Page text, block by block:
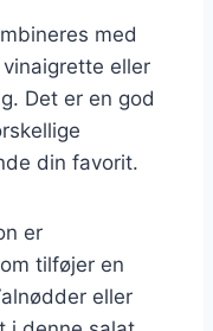
med
eller
Det er en god
din favorit.
er
tilføjer en
eller